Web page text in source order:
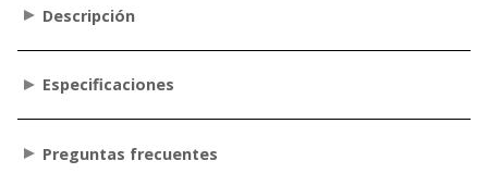
Descripción
Especificaciones
Preguntas frecuentes